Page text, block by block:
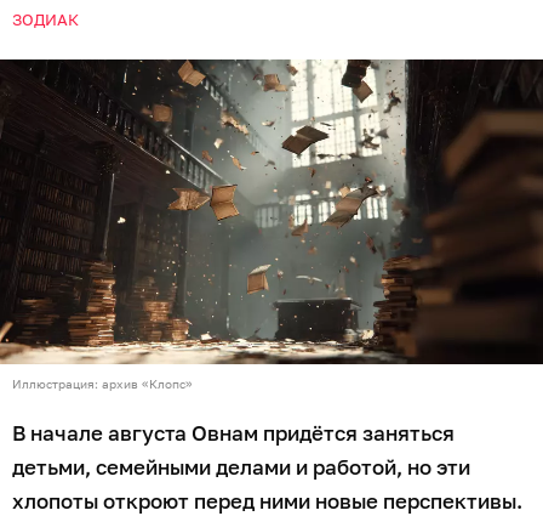
ЗОДИАК
Иллюстрация: архив «Клопс»
В начале августа Овнам придётся заняться
детьми, семейными делами и работой, но эти
хлопоты откроют перед ними новые перспективы.